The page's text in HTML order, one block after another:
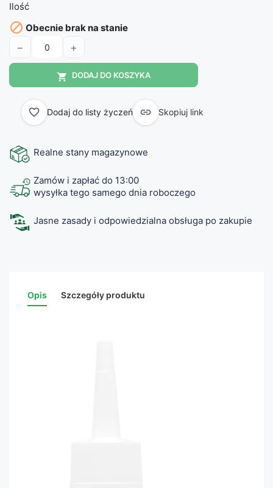
Ilość
 Obecnie brak na stanie
− +
 DODAJ DO KOSZYKA
favorite_border Dodaj do listy życzeń  Skopiuj link
Realne stany magazynowe
Zamów i zapłać do 13:00
wysyłka tego samego dnia roboczego
Jasne zasady i odpowiedzialna obsługa po zakupie
Opis Szczegóły produktu